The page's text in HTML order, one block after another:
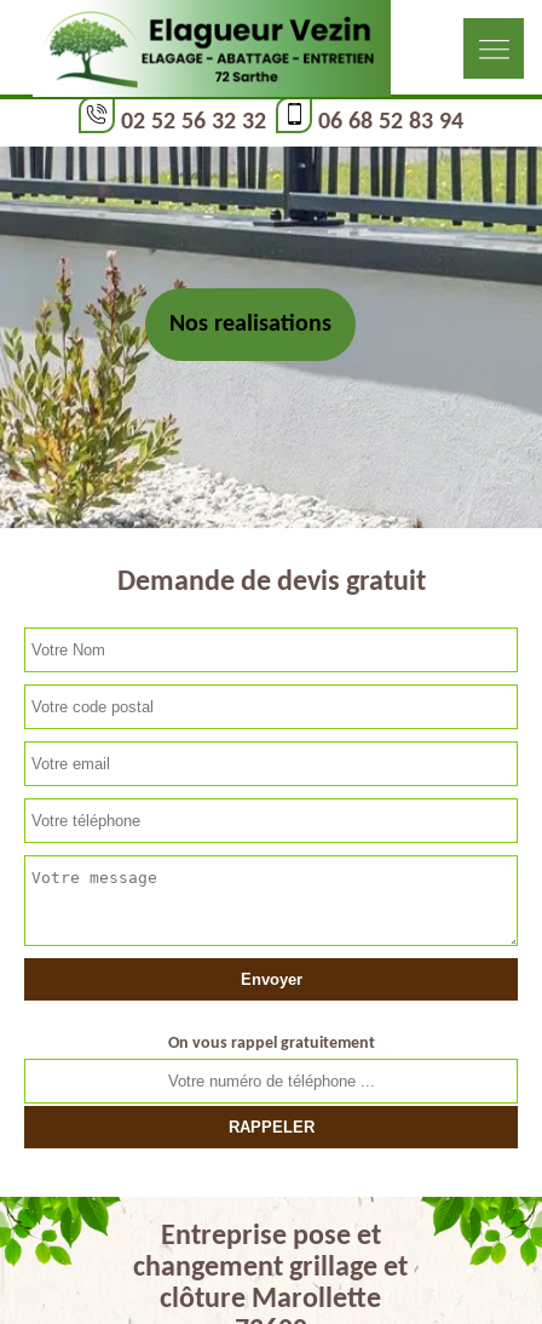
02 52 56 32 32 06 68 52 83 94
Nos realisations
Demande de devis gratuit
On vous rappel gratuitement
Entreprise pose et
changement grillage et
clôture Marollette